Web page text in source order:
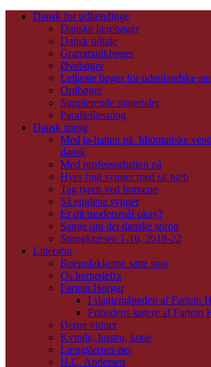
Dansk for udlændinge
Danske lærebøger
Dansk udtale
Grammatikbøger
Øvebøger
Letlæste bøger for udenlandske
Ordbøger
Supplerende materialer
Parallellæsning
Dansk sprog
Med ja-hatten på. Idiomatiske
dansk
Med professorhatten på
Hver fugl synger med sit næb
Tag tyren ved hornene
Så englene synger
Er dit modersmål okay?
Sange om det danske sprog
Sprogkræsen 1-16, 2018-22
Litteratur
Roepolakkerne satte spor
Os hernedefra
Fartein Horgar
I slagtemåneden af Fartein
Frihedens køtere af Fartein
Øerne vidner
Kvinde, hustru, kone
Længslernes øer
H.C. Andersen